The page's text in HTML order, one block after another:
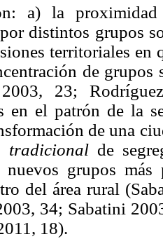
a) la
distintos grupos
territoriales en
de grupos
2003, 23;
en el patrón de la
de una
tradicionalde
nuevos grupos más
del área rural
34; Sabatini
18).